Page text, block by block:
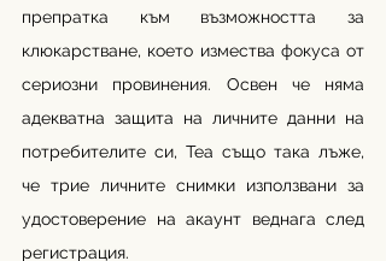
препратка към възможността за
клюкарстване, което измества фокуса от
сериозни провинения. Освен че няма
адекватна защита на личните данни на
потребителите си, Tea също така лъже,
че трие личните снимки използвани за
удостоверение на акаунт веднага след
регистрация.